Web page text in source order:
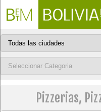
Pizzerias,